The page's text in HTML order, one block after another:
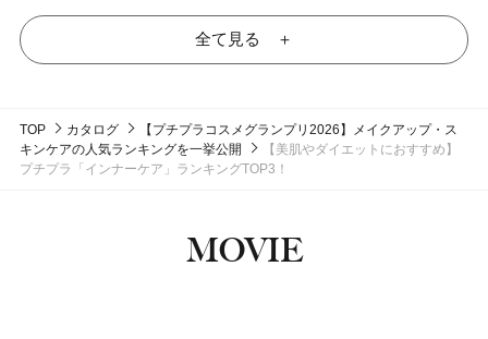
全て見る ＋
TOP カタログ
【プチプラコスメグランプリ2026】メイクアップ・ス
キンケアの人気ランキングを一挙公開
【美肌やダイエットにおすすめ】
プチプラ「インナーケア」ランキングTOP3！
MOVIE